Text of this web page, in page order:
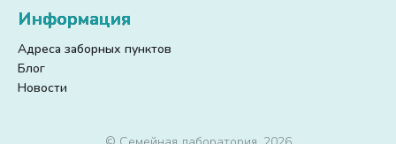
Информация
Адреса заборных пунктов
Блог
Новости